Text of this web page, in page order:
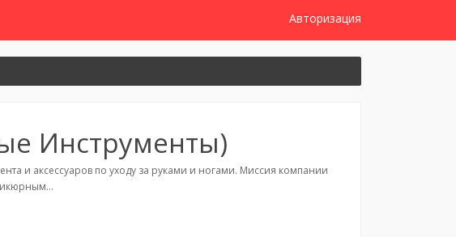
Авторизация
Инструменты)
и аксессуаров по уходу за руками и ногами. Миссия компании